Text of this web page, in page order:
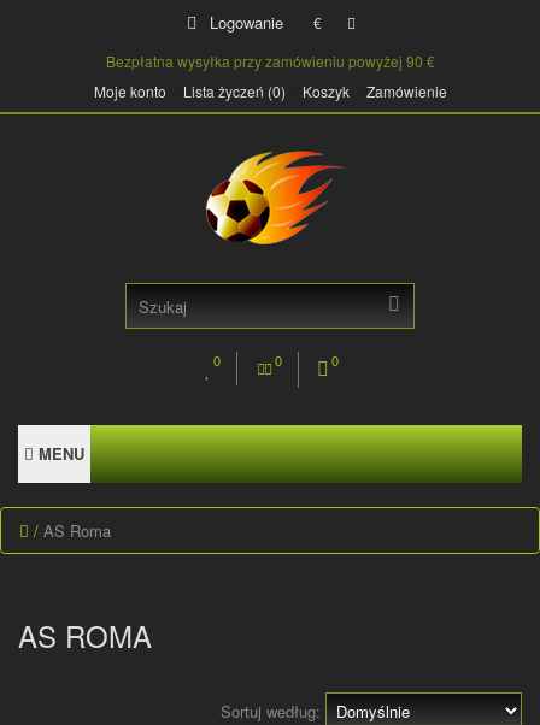
Logowanie
€
Bezpłatna wysyłka przy zamówieniu powyżej 90 €
Moje konto
Lista życzeń (0) Koszyk Zamówienie
0 0 0
MENU
AS Roma
AS ROMA
Sortuj według: